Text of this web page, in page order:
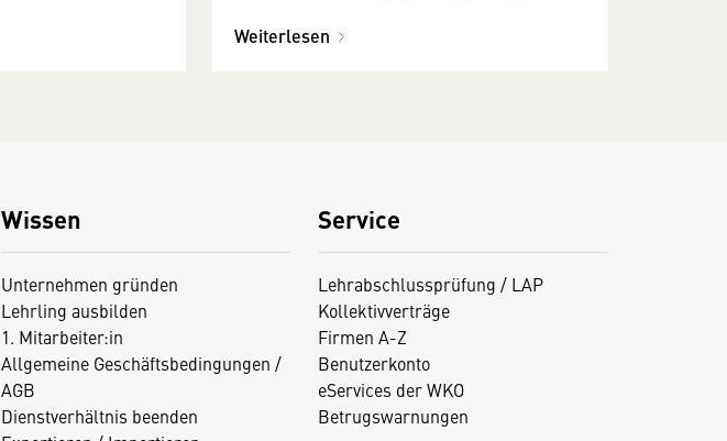
Weiterlesen
Wissen
Unternehmen gründen
Lehrling ausbilden
1. Mitarbeiter:in
Allgemeine Geschäftsbedingungen /
AGB
Dienstverhältnis beenden
Service
Lehrabschlussprüfung / LAP
Kollektivverträge
Firmen A-Z
Benutzerkonto
eServices der WKO
Betrugswarnungen